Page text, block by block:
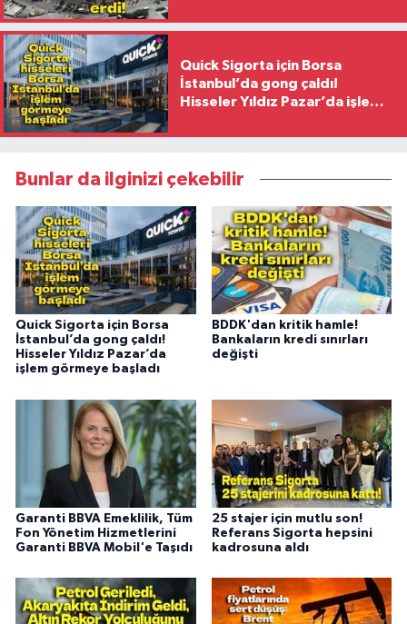
Quick Sigorta için Borsa
İstanbul’da gong çaldı!
Hisseler Yıldız Pazar’da işlem
Bunlar da ilginizi çekebilir
Quick Sigorta için Borsa
İstanbul’da gong çaldı!
Hisseler Yıldız Pazar’da
işlem görmeye başladı
BDDK'dan kritik hamle!
Bankaların kredi sınırları
değişti
Garanti BBVA Emeklilik, Tüm
Fon Yönetim Hizmetlerini
Garanti BBVA Mobil'e Taşıdı
25 stajer için mutlu son!
Referans Sigorta hepsini
kadrosuna aldı